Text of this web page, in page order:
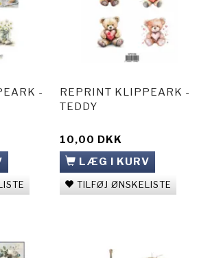
-
REPRINT KLIPPEARK -
TEDDY
10,00 DKK
LÆG I KURV
TILFØJ ØNSKELISTE